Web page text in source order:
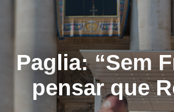
Paglia: “Sem
pensar que